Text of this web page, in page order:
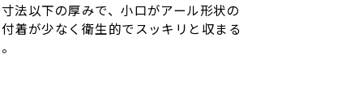
法以下の厚みで、小口がアール形状の
着が少なく衛生的でスッキリと収まる